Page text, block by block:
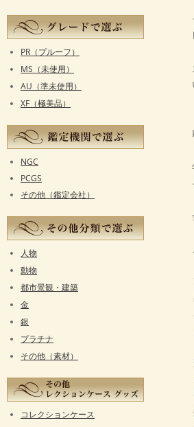
PR（プルーフ）
MS（未使用）
AU（準未使用）
XF（極美品）
NGC
PCGS
その他（鑑定会社）
人物
動物
都市景観・建築
金
銀
プラチナ
その他（素材）
コレクションケース